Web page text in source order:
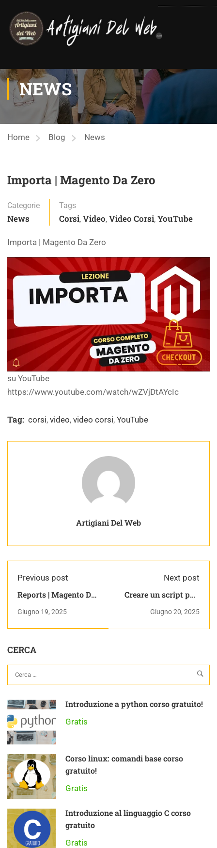
NEWS
Home Blog News
Importa | Magento Da Zero
Categorie
News
Tags
Corsi, Video, Video Corsi, YouTube
Importa | Magento Da Zero
su YouTube
https://www.youtube.com/watch/wZVjDtAYcIc
Tag: corsi, video, video corsi, YouTube
Artigiani Del Web
Previous post
Reports | Magento Da
Giugno 19, 2025
Next post
Creare un script php
prodotti parte 2 |
(ancora) 15 giorni con
Giugno 20, 2025
CERCA
Introduzione a python corso gratuito!
Gratis
Corso linux: comandi base corso
gratuito!
Gratis
Introduzione al linguaggio C corso
gratuito
Gratis